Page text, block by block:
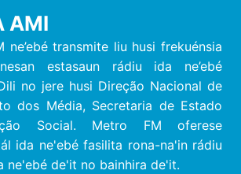
AMI
ne’ebé transmite liu husi frekuénsia
estasaun rádiu ida ne’ebé
no jere husi Direção Nacional de
dos Média, Secretaria de Estado
Social. Metro FM oferese
ida ne'ebé fasilita rona-na'in rádiu
ne'ebé de'it no bainhira de'it.